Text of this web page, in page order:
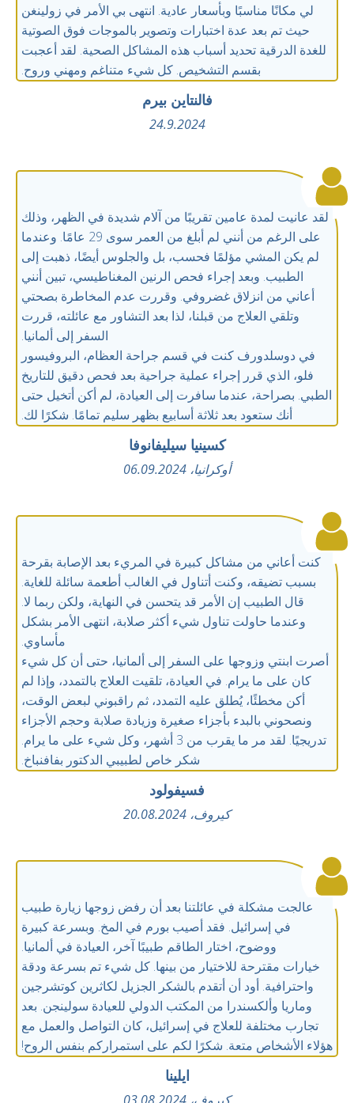
لي مكانًا مناسبًا وبأسعار عادية. انتهى بي الأمر في زولينغن
حيث تم بعد عدة اختبارات وتصوير بالموجات فوق الصوتية
للغدة الدرقية تحديد أسباب هذه المشاكل الصحية. لقد أعجبت
بقسم التشخيص. كل شيء متناغم ومهني وروح.
فالنتاين بيرم
24.9.2024
لقد عانيت لمدة عامين تقريبًا من آلام شديدة في الظهر، وذلك
على الرغم من أنني لم أبلغ من العمر سوى 29 عامًا. وعندما
لم يكن المشي مؤلمًا فحسب، بل والجلوس أيضًا، ذهبت إلى
الطبيب. وبعد إجراء فحص الرنين المغناطيسي، تبين أنني
أعاني من انزلاق غضروفي. وقررت عدم المخاطرة بصحتي
وتلقي العلاج من قبلنا، لذا بعد التشاور مع عائلته، قررت
السفر إلى ألمانيا.
في دوسلدورف كنت في قسم جراحة العظام، البروفيسور
فلو، الذي قرر إجراء عملية جراحية بعد فحص دقيق للتاريخ
الطبي. بصراحة، عندما سافرت إلى العيادة، لم أكن أتخيل حتى
أنك ستعود بعد ثلاثة أسابيع بظهر سليم تمامًا. شكرًا لك.
كسينيا سيليفانوفا
أوكرانيا، 06.09.2024
كنت أعاني من مشاكل كبيرة في المريء بعد الإصابة بقرحة
بسبب تضيقه، وكنت أتناول في الغالب أطعمة سائلة للغاية.
قال الطبيب إن الأمر قد يتحسن في النهاية، ولكن ربما لا.
وعندما حاولت تناول شيء أكثر صلابة، انتهى الأمر بشكل
مأساوي.
أصرت ابنتي وزوجها على السفر إلى ألمانيا، حتى أن كل شيء
كان على ما يرام. في العيادة، تلقيت العلاج بالتمدد، وإذا لم
أكن مخطئًا، يُطلق عليه التمدد، ثم راقبوني لبعض الوقت،
ونصحوني بالبدء بأجزاء صغيرة وزيادة صلابة وحجم الأجزاء
تدريجيًا. لقد مر ما يقرب من 3 أشهر، وكل شيء على ما يرام.
شكر خاص لطبيبي الدكتور بفافنباخ.
فسيفولود
كيروف، 20.08.2024
عالجت مشكلة في عائلتنا بعد أن رفض زوجها زيارة طبيب
في إسرائيل. فقد أصيب بورم في المخ. وبسرعة كبيرة
ووضوح، اختار الطاقم طبيبًا آخر، العيادة في ألمانيا.
خيارات مقترحة للاختيار من بينها. كل شيء تم بسرعة ودقة
واحترافية. أود أن أتقدم بالشكر الجزيل لكاثرين كوتشرجين
وماريا وألكسندرا من المكتب الدولي للعيادة سولينجن. بعد
تجارب مختلفة للعلاج في إسرائيل، كان التواصل والعمل مع
هؤلاء الأشخاص متعة. شكرًا لكم على استمراركم بنفس الروح!
ايلينا